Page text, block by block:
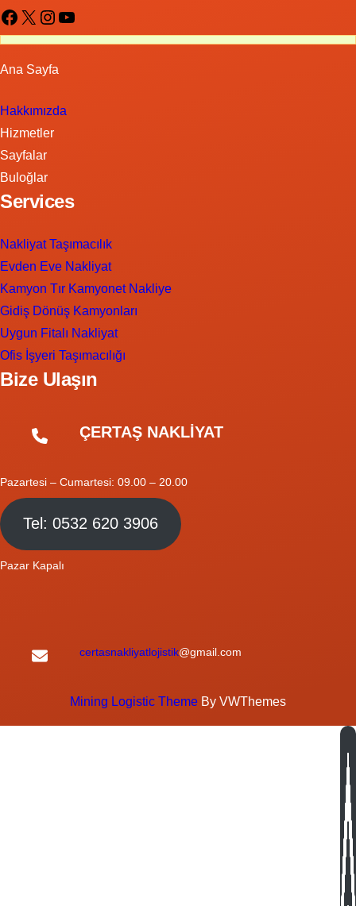
Facebook X Instagram YouTube
Ana Sayfa
Hakkımızda
Hizmetler
Sayfalar
Buloğlar
Services
Nakliyat Taşımacılık
Evden Eve Nakliyat
Kamyon Tır Kamyonet Nakliye
Gidiş Dönüş Kamyonları
Uygun Fitalı Nakliyat
Ofis İşyeri Taşımacılığı
Bize Ulaşın
ÇERTAŞ NAKLİYAT
Pazartesi – Cumartesi: 09.00 – 20.00
Tel: 0532 620 3906
Pazar Kapalı
certasnakliyatlojistik@gmail.com
Mining Logistic Theme By VWThemes